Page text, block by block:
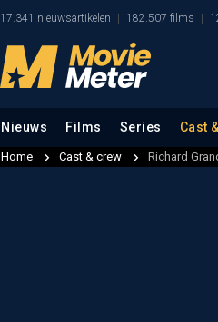
17.341 nieuwsartikelen 182.507 films
Nieuws Films Series Cast
Home Cast & crew Richard